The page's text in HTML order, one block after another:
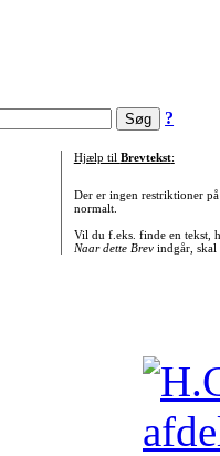
?
Hjælp til Brevtekst:
Der er ingen restriktioner
normalt.
Vil du f.eks. finde en tekst,
Naar dette Brevindgår, skal